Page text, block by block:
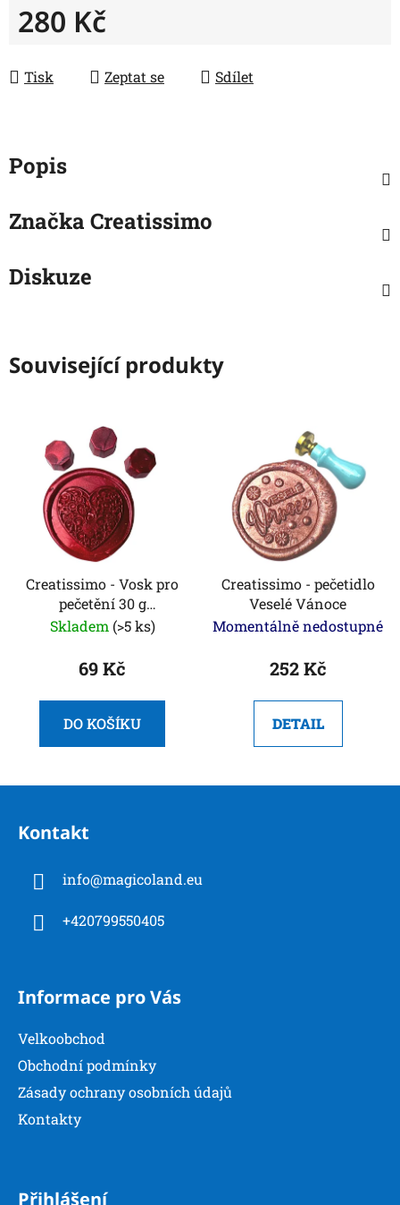
280 Kč
Tisk
Zeptat se Sdílet
Popis
Značka Creatissimo
Diskuze
Související produkty
Creatissimo - Vosk pro
pečetění 30 g
Metalická červená
Skladem (>5 ks)
69 Kč
DO KOŠÍKU
Creatissimo - pečetidlo
Veselé Vánoce
Momentálně nedostupné
252 Kč
DETAIL
Kontakt
info@magicoland.eu
+420799550405
Informace pro Vás
Velkoobchod
Obchodní podmínky
Zásady ochrany osobních údajů
Kontakty
Přihlášení